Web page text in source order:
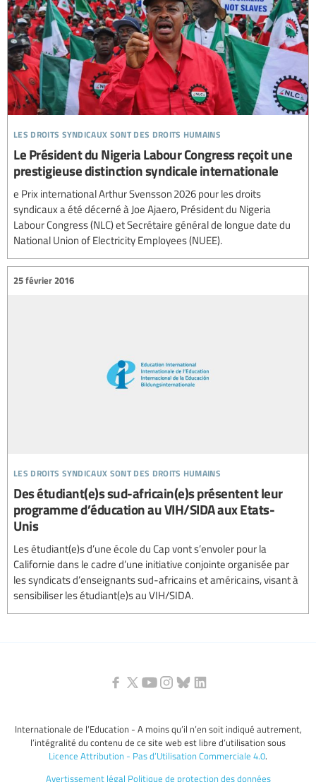
les droits syndicaux sont des droits humains
Le Président du Nigeria Labour Congress reçoit une
prestigieuse distinction syndicale internationale
e Prix international Arthur Svensson 2026 pour les droits
syndicaux a été décerné à Joe Ajaero, Président du Nigeria
Labour Congress (NLC) et Secrétaire général de longue date du
National Union of Electricity Employees (NUEE).
les droits syndicaux sont des droits humains
25 février 2016
Des étudiant(e)s sud-africain(e)s présentent leur
programme d’éducation au VIH/SIDA aux Etats-
Unis
Les étudiant(e)s d’une école du Cap vont s’envoler pour la
Californie dans le cadre d’une initiative conjointe organisée par
les syndicats d’enseignants sud-africains et américains, visant à
sensibiliser les étudiant(e)s au VIH/SIDA.
Internationale de l’Education - A moins qu’il n’en soit indiqué autrement,
l’intégralité du contenu de ce site web est libre d’utilisation sous
Licence Attribution - Pas d’Utilisation Commerciale 4.0.
Avertissement légal Politique de protection des données